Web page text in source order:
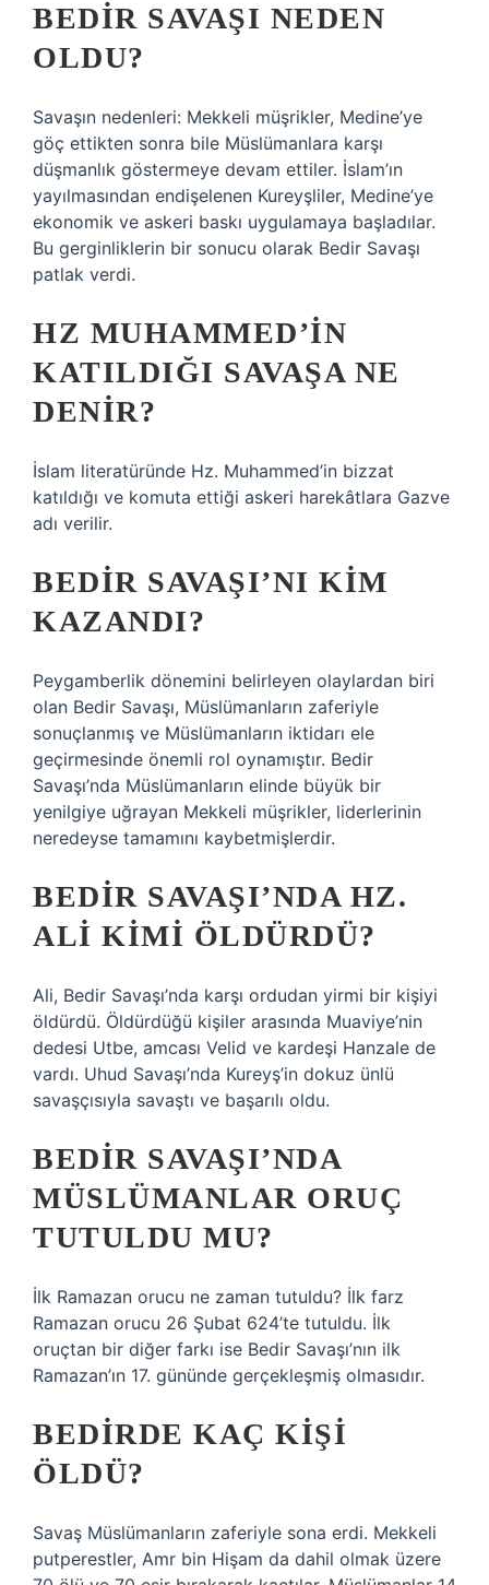
BEDIR SAVAŞI NEDEN
OLDU?
Savaşın nedenleri: Mekkeli müşrikler, Medine’ye
göç ettikten sonra bile Müslümanlara karşı
düşmanlık göstermeye devam ettiler. İslam’ın
yayılmasından endişelenen Kureyşliler, Medine’ye
ekonomik ve askeri baskı uygulamaya başladılar.
Bu gerginliklerin bir sonucu olarak Bedir Savaşı
patlak verdi.
HZ MUHAMMED’IN
KATILDIĞI SAVAŞA NE
DENIR?
İslam literatüründe Hz. Muhammed’in bizzat
katıldığı ve komuta ettiği askeri harekâtlara Gazve
adı verilir.
BEDIR SAVAŞI’NI KIM
KAZANDI?
Peygamberlik dönemini belirleyen olaylardan biri
olan Bedir Savaşı, Müslümanların zaferiyle
sonuçlanmış ve Müslümanların iktidarı ele
geçirmesinde önemli rol oynamıştır. Bedir
Savaşı’nda Müslümanların elinde büyük bir
yenilgiye uğrayan Mekkeli müşrikler, liderlerinin
neredeyse tamamını kaybetmişlerdir.
BEDIR SAVAŞI’NDA HZ.
ALI KIMI ÖLDÜRDÜ?
Ali, Bedir Savaşı’nda karşı ordudan yirmi bir kişiyi
öldürdü. Öldürdüğü kişiler arasında Muaviye’nin
dedesi Utbe, amcası Velid ve kardeşi Hanzale de
vardı. Uhud Savaşı’nda Kureyş’in dokuz ünlü
savaşçısıyla savaştı ve başarılı oldu.
BEDIR SAVAŞI’NDA
MÜSLÜMANLAR ORUÇ
TUTULDU MU?
İlk Ramazan orucu ne zaman tutuldu? İlk farz
Ramazan orucu 26 Şubat 624’te tutuldu. İlk
oruçtan bir diğer farkı ise Bedir Savaşı’nın ilk
Ramazan’ın 17. gününde gerçekleşmiş olmasıdır.
BEDIRDE KAÇ KIŞI
ÖLDÜ?
Savaş Müslümanların zaferiyle sona erdi. Mekkeli
putperestler, Amr bin Hişam da dahil olmak üzere